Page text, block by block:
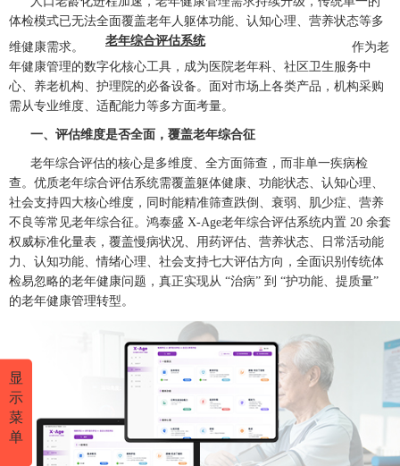
体检模式已无法全面覆盖老年人躯体功能、认知心理、营养状态等多
维健康需求。
老年综合评估系统
作为老
年健康管理的数字化核心工具，成为医院老年科、社区卫生服务中
心、养老机构、护理院的必备设备。面对市场上各类产品，机构采购
需从专业维度、适配能力等多方面考量。
一、评估维度是否全面，覆盖老年综合征
老年综合评估的核心是多维度、全方面筛查，而非单一疾病检
查。优质老年综合评估系统需覆盖躯体健康、功能状态、认知心理、
社会支持四大核心维度，同时能精准筛查跌倒、衰弱、肌少症、营养
不良等常见老年综合征。鸿泰盛 X-Age老年综合评估系统内置 20 余套
权威标准化量表，覆盖慢病状况、用药评估、营养状态、日常活动能
力、认知功能、情绪心理、社会支持七大评估方向，全面识别传统体
检易忽略的老年健康问题，真正实现从 “治病” 到 “护功能、提质量”
的老年健康管理转型。
显
示
菜
单